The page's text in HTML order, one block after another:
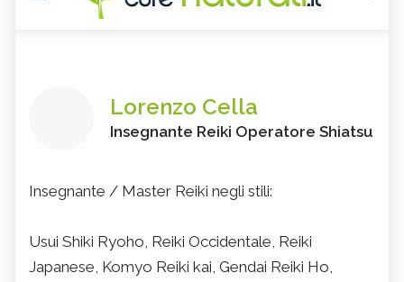
Lorenzo Cella
Insegnante Reiki Operatore Shiatsu
Insegnante / Master Reiki negli stili:
Usui Shiki Ryoho, Reiki Occidentale, Reiki
Japanese, Komyo Reiki kai, Gendai Reiki Ho,